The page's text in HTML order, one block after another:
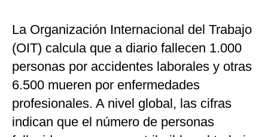
La Organización Internacional del Trabajo
(OIT) calcula que a diario fallecen 1.000
personas por accidentes laborales y otras
6.500 mueren por enfermedades
profesionales. A nivel global, las cifras
indican que el número de personas